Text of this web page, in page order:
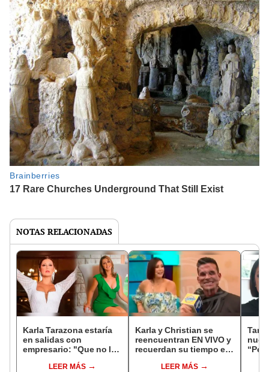
NOTAS RELACIONADAS
Karla Tarazona estaría
en salidas con
empresario: "Que no les
alguien"LEER MÁS
Karla y Christian se
reencuentran EN VIVO y
recuerdan su tiempo en
mucho cariño"
LEER MÁS